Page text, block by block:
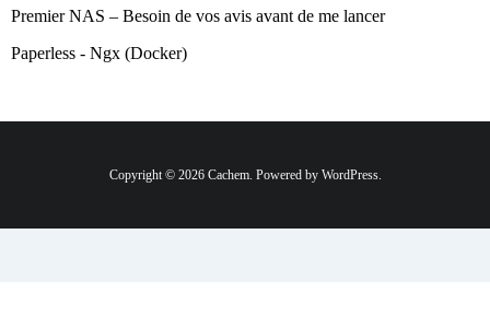
Premier NAS – Besoin de vos avis avant de me lancer
Paperless - Ngx (Docker)
Copyright © 2026 Cachem. Powered by WordPress.